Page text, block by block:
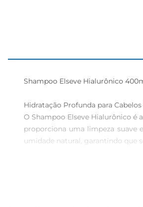
Shampoo Elseve Hialurônico
Hidratação Profunda para
O Shampoo Elseve Hialurônico é
proporciona uma limpeza suave
umidade natural, garantindo que